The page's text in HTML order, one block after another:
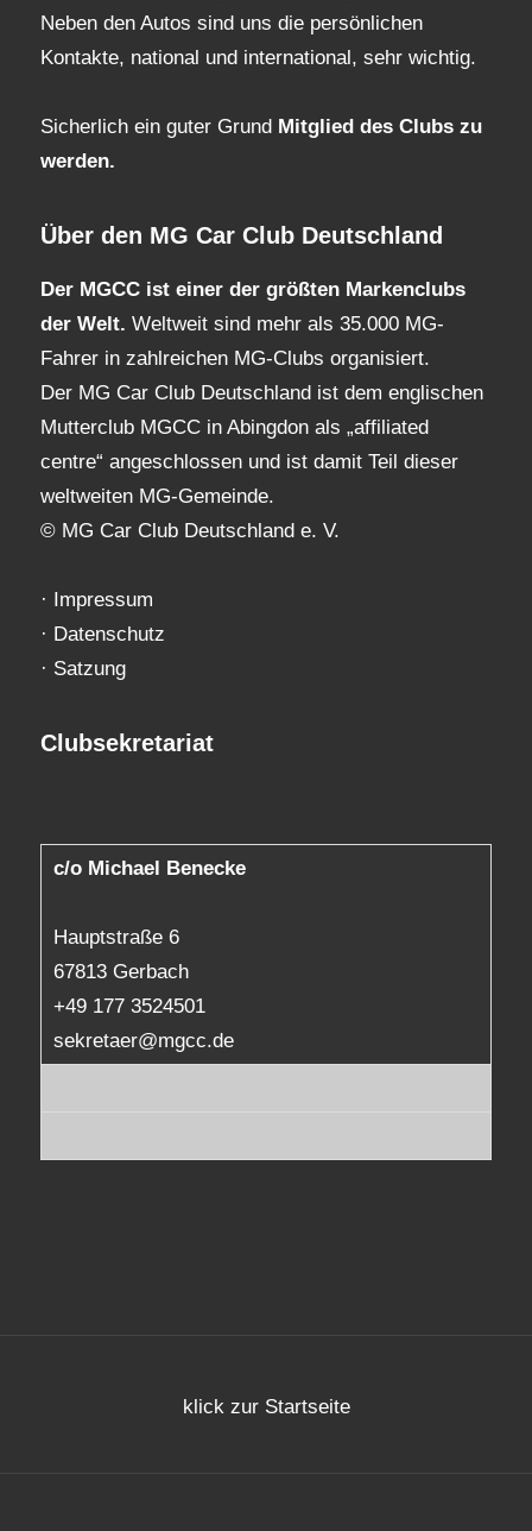
Neben den Autos sind uns die persönlichen
Kontakte, national und international, sehr wichtig.
Sicherlich ein guter Grund Mitglied des Clubs zu
werden.
Über den MG Car Club Deutschland
Der MGCC ist einer der größten Markenclubs
der Welt. Weltweit sind mehr als 35.000 MG-
Fahrer in zahlreichen MG-Clubs organisiert.
Der MG Car Club Deutschland ist dem englischen
Mutterclub MGCC in Abingdon als „affiliated
centre“ angeschlossen und ist damit Teil dieser
weltweiten MG-Gemeinde.
© MG Car Club Deutschland e. V.
· Impressum
· Datenschutz
· Satzung
Clubsekretariat
c/o Michael Benecke
Hauptstraße 6
67813 Gerbach
+49 177 3524501
sekretaer@mgcc.de
klick zur Startseite